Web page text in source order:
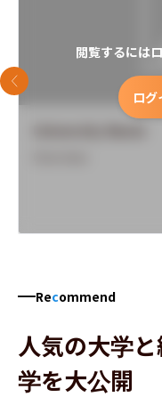
閲覧するには
ログ
前のスライド
Recommend
人気の大学
学を大公開